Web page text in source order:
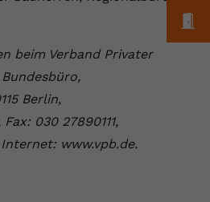
beim Verband Privater
Bundesbüro,
Berlin,
030 27890111,
www.vpb.de.